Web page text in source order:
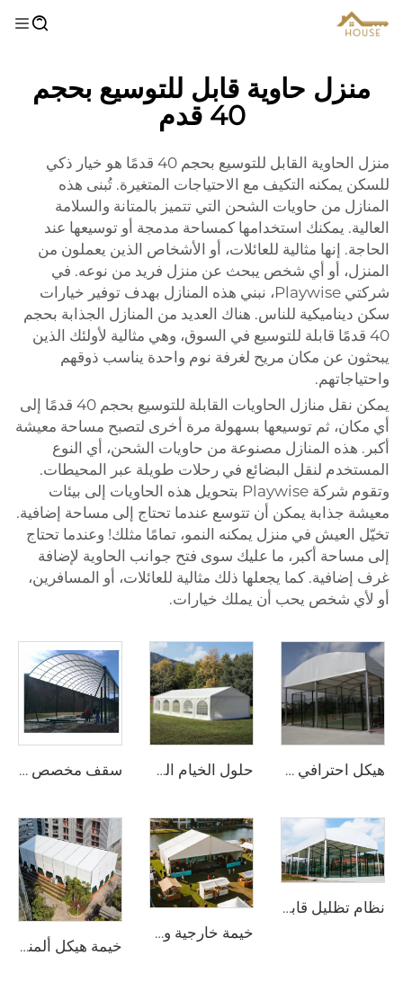
منزل حاوية قابل للتوسيع بحجم
40 قدم
منزل الحاوية القابل للتوسيع بحجم 40 قدمًا هو خيار ذكي
للسكن يمكنه التكيف مع الاحتياجات المتغيرة. تُبنى هذه
المنازل من حاويات الشحن التي تتميز بالمتانة والسلامة
العالية. يمكنك استخدامها كمساحة مدمجة أو توسيعها عند
الحاجة. إنها مثالية للعائلات، أو الأشخاص الذين يعملون من
المنزل، أو أي شخص يبحث عن منزل فريد من نوعه. في
شركتي Playwise، نبني هذه المنازل بهدف توفير خيارات
سكن ديناميكية للناس. هناك العديد من المنازل الجذابة بحجم
40 قدمًا قابلة للتوسيع في السوق، وهي مثالية لأولئك الذين
يبحثون عن مكان مريح لغرفة نوم واحدة يناسب ذوقهم
واحتياجاتهم.
يمكن نقل منازل الحاويات القابلة للتوسيع بحجم 40 قدمًا إلى
أي مكان، ثم توسيعها بسهولة مرة أخرى لتصبح مساحة معيشة
أكبر. هذه المنازل مصنوعة من حاويات الشحن، أي النوع
المستخدم لنقل البضائع في رحلات طويلة عبر المحيطات.
وتقوم شركة Playwise بتحويل هذه الحاويات إلى بيئات
معيشة جذابة يمكن أن تتوسع عندما تحتاج إلى مساحة إضافية.
تخيّل العيش في منزل يمكنه النمو، تمامًا مثلك! وعندما تحتاج
إلى مساحة أكبر، ما عليك سوى فتح جوانب الحاوية لإضافة
غرف إضافية. كما يجعلها ذلك مثالية للعائلات، أو المسافرين،
أو لأي شخص يحب أن يملك خيارات.
هيكل احترافي لملاعب البادل المصنوع من الفولاذ والزجاج | غطاء خيمة رياضية خارجية مقاوم للماء مع غطاء ظلٍّ لمشاريع مرافق التنس حلول الخيام الفاخرة للفعاليات الخاصة بالزفاف ومشاريع الضيافة | قاعة ولائم جاهزة بحجم كبير لمراكز الاستجمام الخارجية سقف مخصص لملاعب البادل المصنوع من الفولاذ والزجاج | هيكل ألمنيوم مقاوم للرياح مع غطاء ظليل لمنشآت الرياضة الخارجية
نظام تظليل قابل للتركيب لملاعب البدل | هيكل رياضي بانورامي عالي المتانة للاستخدام طوال العام
خيمة خارجية وحدوية ذات نطاق واضح | حلّ هيكل حدث دائم أو مؤقت
خيمة هيكل ألمنيوم تعمل في جميع الأحوال الجوية | مظلة تجارية خالية من الدعامات لمواقف الزفاف الخارجية ومعارض المعارض التجارية